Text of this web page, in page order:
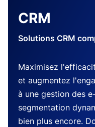
CRM
Solutions CRM
Maximisez
et augmentez
à une gestion des
segmentation
bien plus encore.